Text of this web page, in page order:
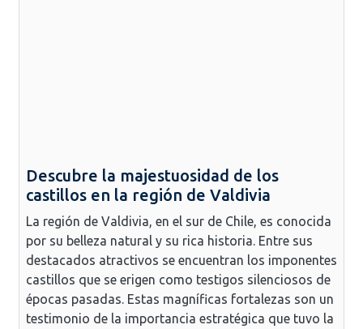
Descubre la majestuosidad de los
castillos en la región de Valdivia
La región de Valdivia, en el sur de Chile, es conocida
por su belleza natural y su rica historia. Entre sus
destacados atractivos se encuentran los imponentes
castillos que se erigen como testigos silenciosos de
épocas pasadas. Estas magníficas fortalezas son un
testimonio de la importancia estratégica que tuvo la